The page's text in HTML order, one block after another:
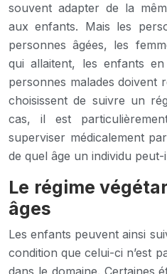
souvent adapter de la
aux enfants. Mais les
personnes âgées, les
qui allaitent, les enfants
personnes malades doivent
choisissent de suivre un
cas, il est
superviser médicalement
de quel âge un individu
Le régime
âges
Les enfants peuvent ainsi
condition que celui-ci n’est